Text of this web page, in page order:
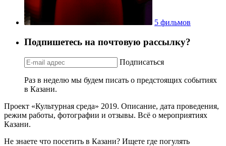
5 фильмов
Подпишетесь на почтовую рассылку?
Подписаться
Раз в неделю мы будем писать о предстоящих событиях
в Казани.
Проект «Культурная среда» 2019. Описание, дата проведения,
режим работы, фотографии и отзывы. Всё о мероприятиях
Казани.
Не знаете что посетить в Казани? Ищете где погулять